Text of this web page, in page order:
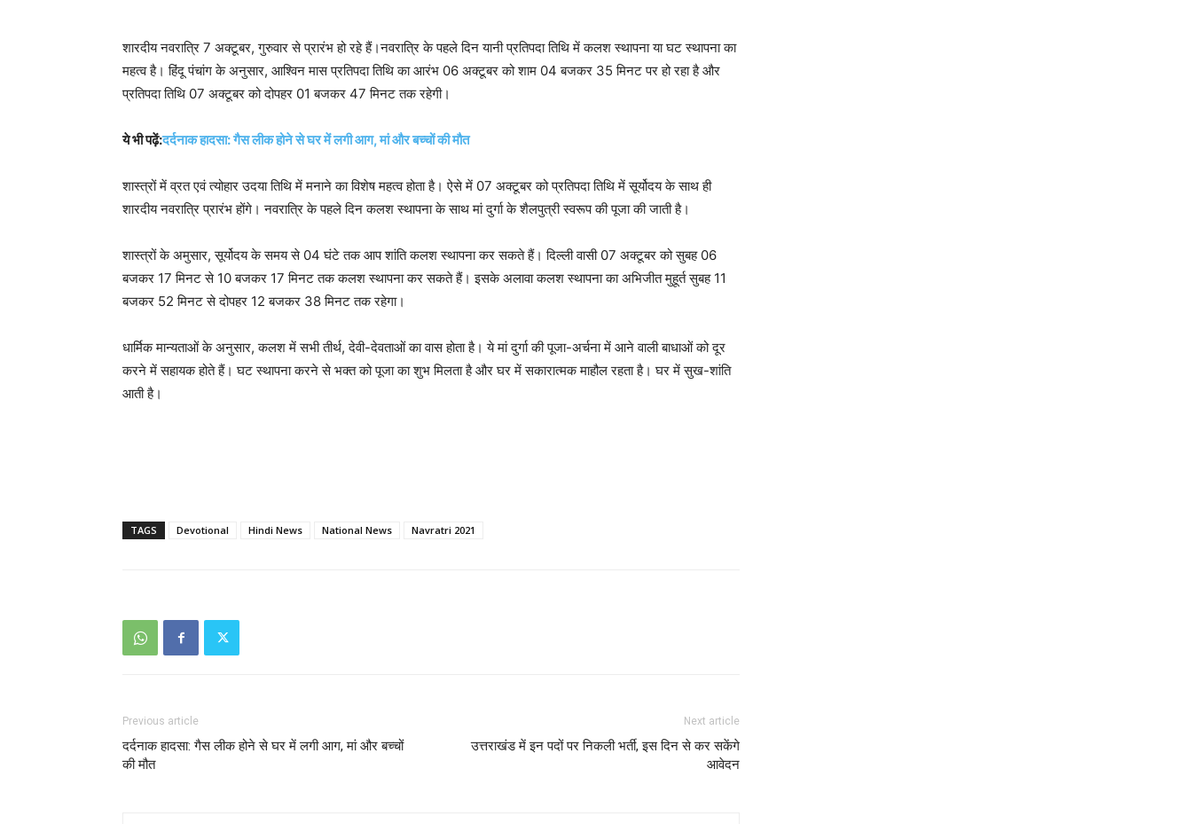
शारदीय नवरात्रि 7 अक्टूबर, गुरुवार से प्रारंभ हो रहे हैं।नवरात्रि के पहले दिन यानी प्रतिपदा तिथि में कलश स्थापना या घट स्थापना का
महत्व है। हिंदू पंचांग के अनुसार, आश्विन मास प्रतिपदा तिथि का आरंभ 06 अक्टूबर को शाम 04 बजकर 35 मिनट पर हो रहा है और
प्रतिपदा तिथि 07 अक्टूबर को दोपहर 01 बजकर 47 मिनट तक रहेगी।
ये भी पढ़ें:दर्दनाक हादसा: गैस लीक होने से घर में लगी आग, मां और बच्चों की मौत
शास्त्रों में व्रत एवं त्योहार उदया तिथि में मनाने का विशेष महत्व होता है। ऐसे में 07 अक्टूबर को प्रतिपदा तिथि में सूर्योदय के साथ ही
शारदीय नवरात्रि प्रारंभ होंगे। नवरात्रि के पहले दिन कलश स्थापना के साथ मां दुर्गा के शैलपुत्री स्वरूप की पूजा की जाती है।
शास्त्रों के अमुसार, सूर्योदय के समय से 04 घंटे तक आप शांति कलश स्थापना कर सकते हैं। दिल्ली वासी 07 अक्टूबर को सुबह 06
बजकर 17 मिनट से 10 बजकर 17 मिनट तक कलश स्थापना कर सकते हैं। इसके अलावा कलश स्थापना का अभिजीत मुहूर्त सुबह 11
बजकर 52 मिनट से दोपहर 12 बजकर 38 मिनट तक रहेगा।
धार्मिक मान्यताओं के अनुसार, कलश में सभी तीर्थ, देवी-देवताओं का वास होता है। ये मां दुर्गा की पूजा-अर्चना में आने वाली बाधाओं को दूर
करने में सहायक होते हैं। घट स्थापना करने से भक्त को पूजा का शुभ मिलता है और घर में सकारात्मक माहौल रहता है। घर में सुख-शांति
आती है।
TAGS Devotional Hindi News National News Navratri 2021
Previous article
दर्दनाक हादसा: गैस लीक होने से घर में लगी आग, मां और बच्चों
की मौत
Next article
उत्तराखंड में इन पदों पर निकली भर्ती, इस दिन से कर सकेंगे
आवेदन